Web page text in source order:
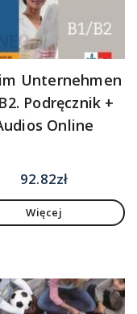
Unternehmen
Podręcznik +
Online
92.82zł
Więcej